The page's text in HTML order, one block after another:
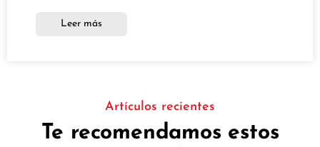
Leer más
Artículos recientes
Te recomendamos estos